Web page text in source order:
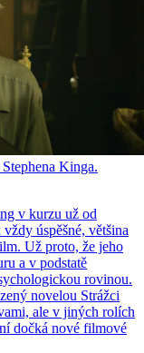
Kinga.
v kurzu už od
úspěšné, většina
Už proto, že jeho
a v podstatě
rovinou.
novelou Strážci
ale v jiných rolích
dočká nové filmové